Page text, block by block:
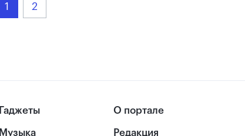
1 2
Гаджеты
Музыка
О портале
Редакция